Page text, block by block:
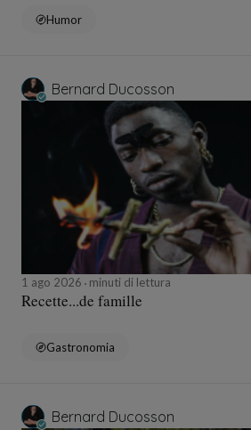
Humor
Bernard Ducosson
1 ago 2026 minuti di lettura
Recette...de famille
Gastronomia
Bernard Ducosson